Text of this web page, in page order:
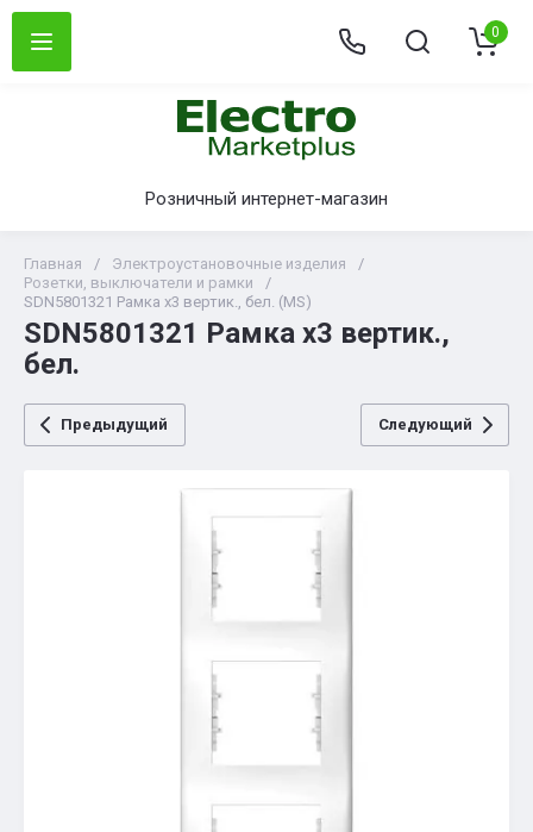
Розничный интернет-магазин
0
Главная / Электроустановочные изделия
/
Розетки, выключатели и рамки
/
SDN5801321 Рамка х3 вертик., бел. (MS)
SDN5801321 Рамка х3 вертик.,
бел.
Предыдущий Следующий